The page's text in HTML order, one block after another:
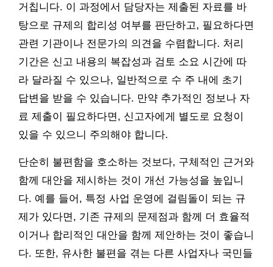
거칩니다. 이 과정에서 담당자는 제출된 자료를 바
탕으로 규제의 합리성 여부를 판단하고, 필요하다면
관련 기관이나 전문가의 의견을 수렴합니다. 처리
기간은 신고 내용의 복잡성과 검토 소요 시간에 따
라 달라질 수 있으나, 일반적으로 수 주 내에 초기
답변을 받을 수 있습니다. 만약 추가적인 정보나 자
료 제출이 필요하다면, 신고자에게 별도로 요청이
있을 수 있으니 주의해야 합니다.
단순히 불편함을 호소하는 것보다, 구체적인 근거와
함께 대안을 제시하는 것이 개선 가능성을 높입니
다. 예를 들어, 특정 사업 운영에 걸림돌이 되는 규
제가 있다면, 기존 규제의 문제점과 함께 더 효율적
이거나 합리적인 대안을 함께 제안하는 것이 좋습니
다. 또한, 유사한 불편을 겪는 다른 사업자나 국민들